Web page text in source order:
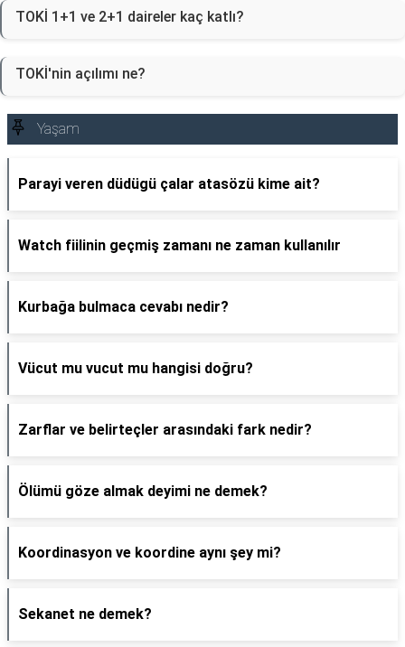
TOKİ 1+1 ve 2+1 daireler kaç katlı?
TOKİ'nin açılımı ne?
Yaşam
Parayi veren düdügü çalar atasözü kime ait?
Watch fiilinin geçmiş zamanı ne zaman kullanılır
Kurbağa bulmaca cevabı nedir?
Vücut mu vucut mu hangisi doğru?
Zarflar ve belirteçler arasındaki fark nedir?
Ölümü göze almak deyimi ne demek?
Koordinasyon ve koordine aynı şey mi?
Sekanet ne demek?